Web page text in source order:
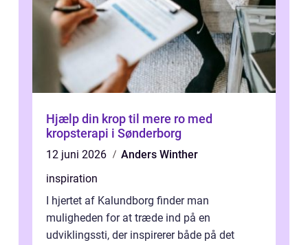
Hjælp din krop til mere ro med
kropsterapi i Sønderborg
12 juni 2026
Anders Winther
inspiration
I hjertet af Kalundborg finder man
muligheden for at træde ind på en
udviklingssti, der inspirerer både på det